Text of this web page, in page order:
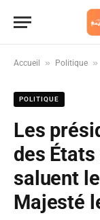
Accueil » Politique »
POLITIQUE
Les
des
saluent
Majesté